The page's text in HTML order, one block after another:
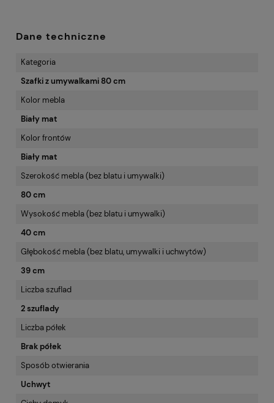
Dane techniczne
Kategoria
Szafki z umywalkami 80 cm
Kolor mebla
Biały mat
Kolor frontów
Biały mat
Szerokość mebla (bez blatu i umywalki)
80 cm
Wysokość mebla (bez blatu i umywalki)
40 cm
Głębokość mebla (bez blatu, umywalki i uchwytów)
39 cm
Liczba szuflad
2 szuflady
Liczba półek
Brak półek
Sposób otwierania
Uchwyt